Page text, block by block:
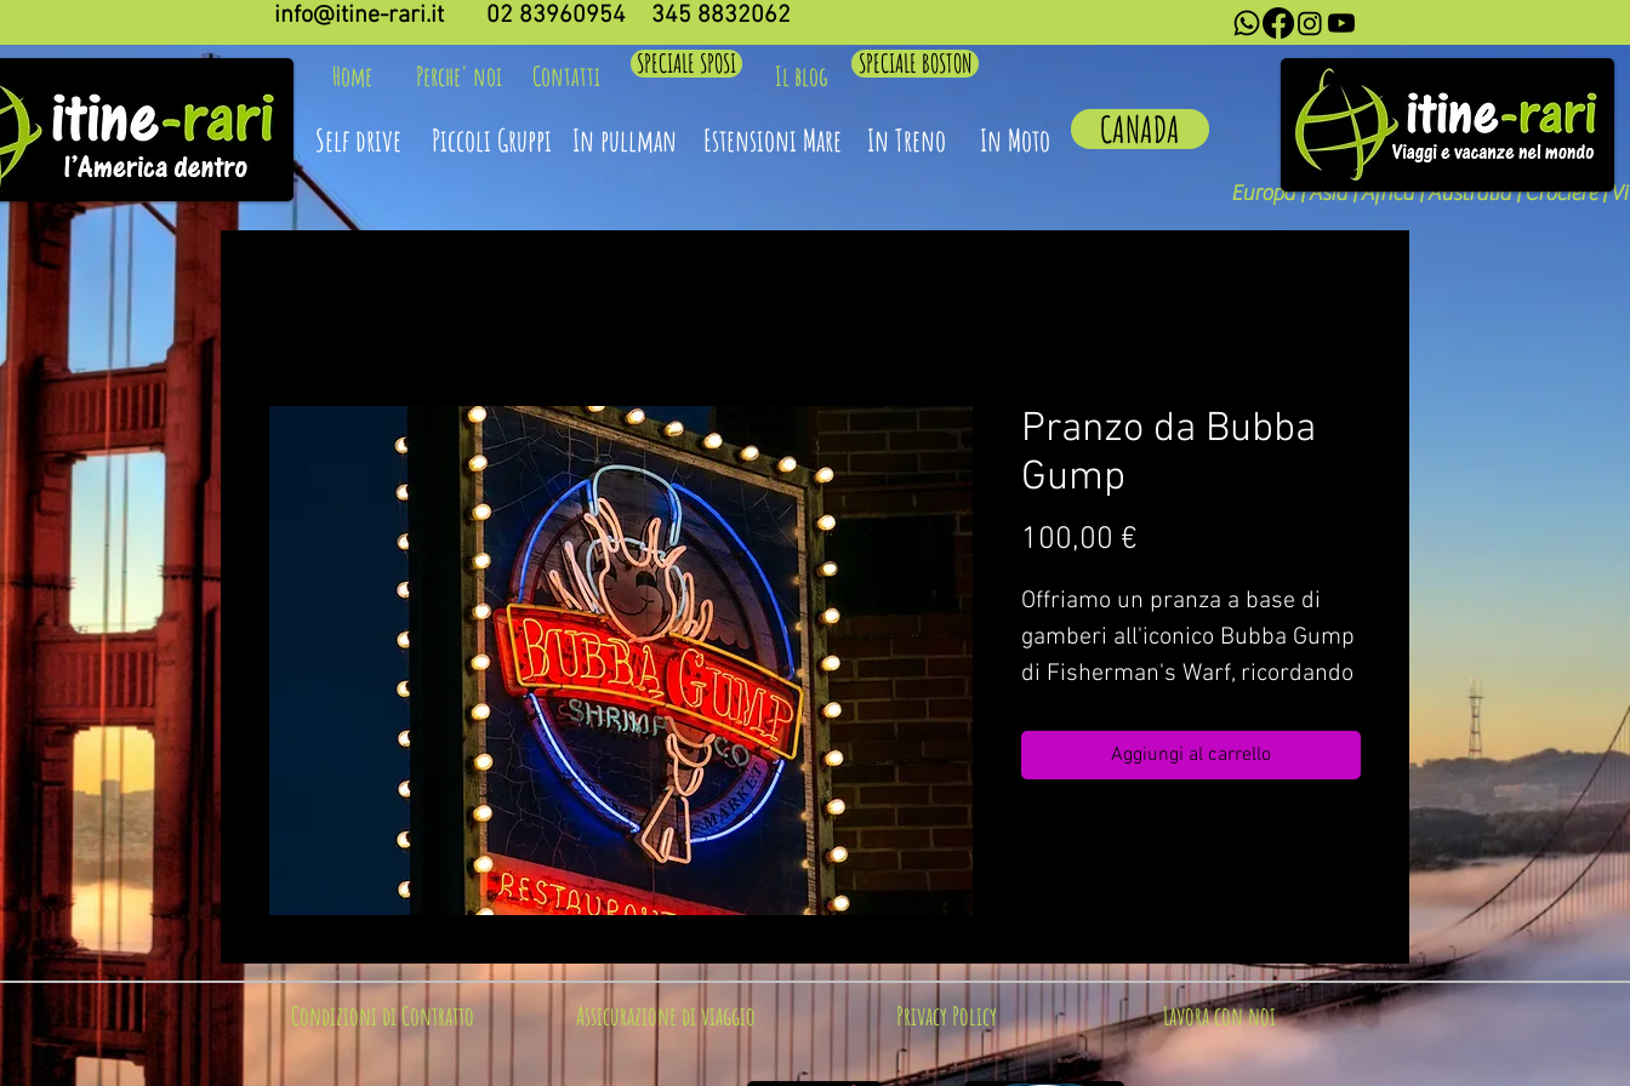
info@itine-rari.it 02 83960954 345 8832062
Home
Self drive
Perche' noi
Piccoli Gruppi
Contatti SPECIALE SPOSI Il blog
In pullman Estensioni Mare
SPECIALE BOSTON
In Treno In Moto CANADA
Europa | Asia | Africa | Australia | Crociere |
Pranzo da Bubba
Gump
100,00 €
Offriamo un pranza a base di
gamberi all'iconico Bubba Gump
di Fisherman's Warf, ricordando
Aggiungi al carrello
Condizioni di Contratto Assicurazione di viaggio Privacy Policy Lavora con noi